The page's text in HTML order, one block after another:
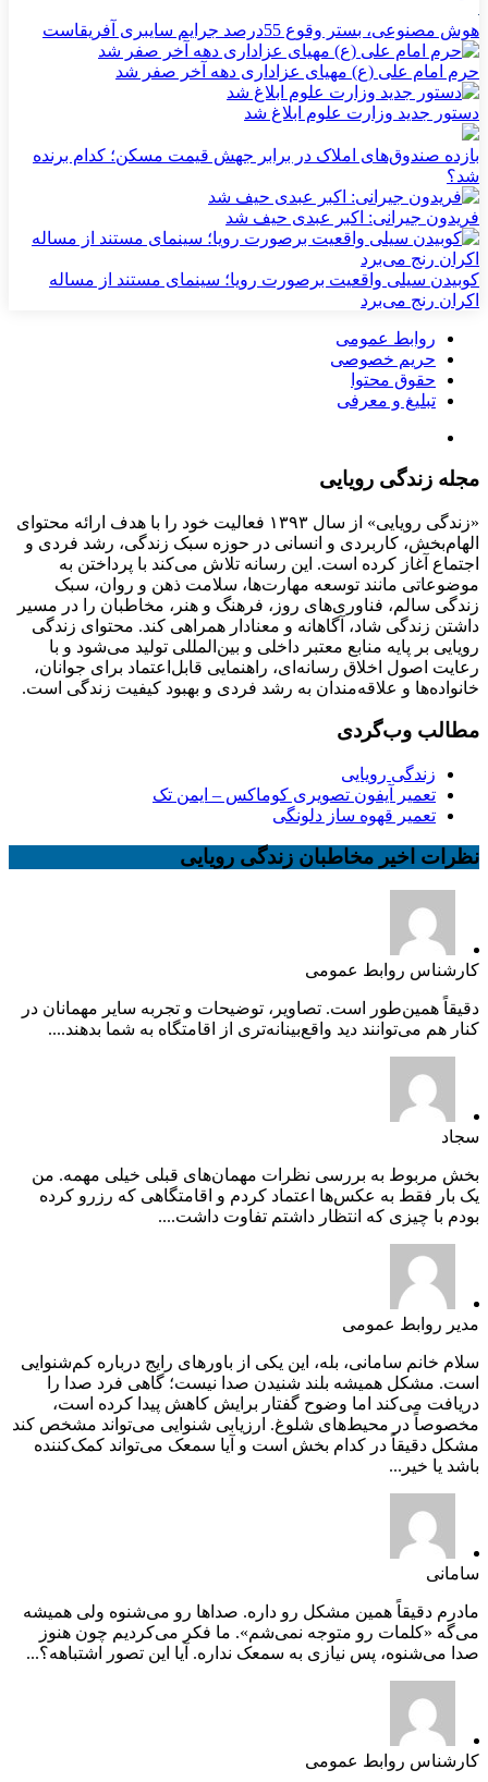
هوش مصنوعی، بستر وقوع 55درصد جرایم سایبری آفریقاست
حرم امام علی (ع) مهیای عزاداری دهه آخر صفر شد
دستور جدید وزارت علوم ابلاغ شد
بازده صندوق‌های املاک در برابر جهش قیمت مسکن؛ کدام برنده
شد؟
فریدون جیرانی: اکبر عبدی حیف شد
کوبیدن سیلی واقعیت برصورت رویا؛ سینمای مستند از مساله
اکران رنج می‌برد
روابط عمومی
حریم خصوصی
حقوق محتوا
تبلیغ و معرفی
مجله زندگی رویایی
«زندگی رویایی» از سال ۱۳۹۳ فعالیت خود را با هدف ارائه محتوای
الهام‌بخش، کاربردی و انسانی در حوزه سبک زندگی، رشد فردی و
اجتماع آغاز کرده است. این رسانه تلاش می‌کند با پرداختن به
موضوعاتی مانند توسعه مهارت‌ها، سلامت ذهن و روان، سبک
زندگی سالم، فناوری‌های روز، فرهنگ و هنر، مخاطبان را در مسیر
داشتن زندگی شاد، آگاهانه و معنادار همراهی کند. محتوای زندگی
رویایی بر پایه منابع معتبر داخلی و بین‌المللی تولید می‌شود و با
رعایت اصول اخلاق رسانه‌ای، راهنمایی قابل‌اعتماد برای جوانان،
خانواده‌ها و علاقه‌مندان به رشد فردی و بهبود کیفیت زندگی است.
مطالب وب‌گردی
زندگی رویایی
تعمیر آیفون تصویری کوماکس – ایمن تک
تعمیر قهوه ساز دلونگی
نظرات اخیر مخاطبان زندگی رویایی
کارشناس روابط عمومی
دقیقاً همین‌طور است. تصاویر، توضیحات و تجربه سایر مهمانان در
کنار هم می‌توانند دید واقع‌بینانه‌تری از اقامتگاه به شما بدهند....
سجاد
بخش مربوط به بررسی نظرات مهمان‌های قبلی خیلی مهمه. من
یک بار فقط به عکس‌ها اعتماد کردم و اقامتگاهی که رزرو کرده
بودم با چیزی که انتظار داشتم تفاوت داشت....
مدیر روابط عمومی
سلام خانم سامانی، بله، این یکی از باورهای رایج درباره کم‌شنوایی
است. مشکل همیشه بلند شنیدن صدا نیست؛ گاهی فرد صدا را
دریافت می‌کند اما وضوح گفتار برایش کاهش پیدا کرده است،
مخصوصاً در محیط‌های شلوغ. ارزیابی شنوایی می‌تواند مشخص کند
مشکل دقیقاً در کدام بخش است و آیا سمعک می‌تواند کمک‌کننده
باشد یا خیر...
سامانی
مادرم دقیقاً همین مشکل رو داره. صداها رو می‌شنوه ولی همیشه
می‌گه «کلمات رو متوجه نمی‌شم». ما فکر می‌کردیم چون هنوز
صدا می‌شنوه، پس نیازی به سمعک نداره. آیا این تصور اشتباهه؟...
کارشناس روابط عمومی